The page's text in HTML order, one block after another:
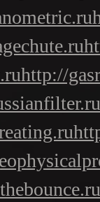
http://